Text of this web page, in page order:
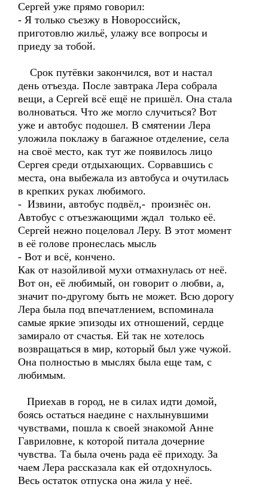
Сергей уже прямо говорил:
- Я только съезжу в Новороссийск,
приготовлю жильё, улажу все вопросы и
приеду за тобой.
Срок путёвки закончился, вот и настал
день отъезда. После завтрака Лера собрала
вещи, а Сергей всё ещё не пришёл. Она стала
волноваться. Что же могло случиться? Вот
уже и автобус подошел. В смятении Лера
уложила поклажу в багажное отделение, села
на своё место, как тут же появилось лицо
Сергея среди отдыхающих. Сорвавшись с
места, она выбежала из автобуса и очутилась
в крепких руках любимого.
- Извини, автобус подвёл,- произнёс он.
Автобус с отъезжающими ждал только её.
Сергей нежно поцеловал Леру. В этот момент
в её голове пронеслась мысль
- Вот и всё, кончено.
Как от назойливой мухи отмахнулась от неё.
Вот он, её любимый, он говорит о любви, а,
значит по-другому быть не может. Всю дорогу
Лера была под впечатлением, вспоминала
самые яркие эпизоды их отношений, сердце
замирало от счастья. Ей так не хотелось
возвращаться в мир, который был уже чужой.
Она полностью в мыслях была еще там, с
любимым.
Приехав в город, не в силах идти домой,
боясь остаться наедине с нахлынувшими
чувствами, пошла к своей знакомой Анне
Гавриловне, к которой питала дочерние
чувства. Та была очень рада её приходу. За
чаем Лера рассказала как ей отдохнулось.
Весь остаток отпуска она жила у неё.